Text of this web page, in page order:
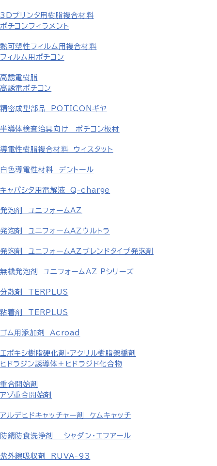
3Dプリンタ用樹脂複合材料
ポチコンフィラメント
熱可塑性フィルム用複合材料
フィルム用ポチコン
高誘電樹脂
高誘電ポチコン
精密成型部品 POTICONギヤ
半導体検査治具向け ポチコン板材
導電性樹脂複合材料 ウィスタット
白色導電性材料 デントール
キャパシタ用電解液 Q-charge
発泡剤 ユニフォームAZ
発泡剤 ユニフォームAZウルトラ
発泡剤 ユニフォームAZブレンドタイプ発泡剤
無機発泡剤 ユニフォームAZ Pシリーズ
分散剤 TERPLUS
粘着剤 TERPLUS
ゴム用添加剤 Acroad
エポキシ樹脂硬化剤・アクリル樹脂架橋剤
ヒドラジン誘導体＋ヒドラジド化合物
重合開始剤
アゾ重合開始剤
アルデヒドキャッチャー剤 ケムキャッチ
防錆防食洗浄剤 シャダン・エフアール
紫外線吸収剤 RUVA-93